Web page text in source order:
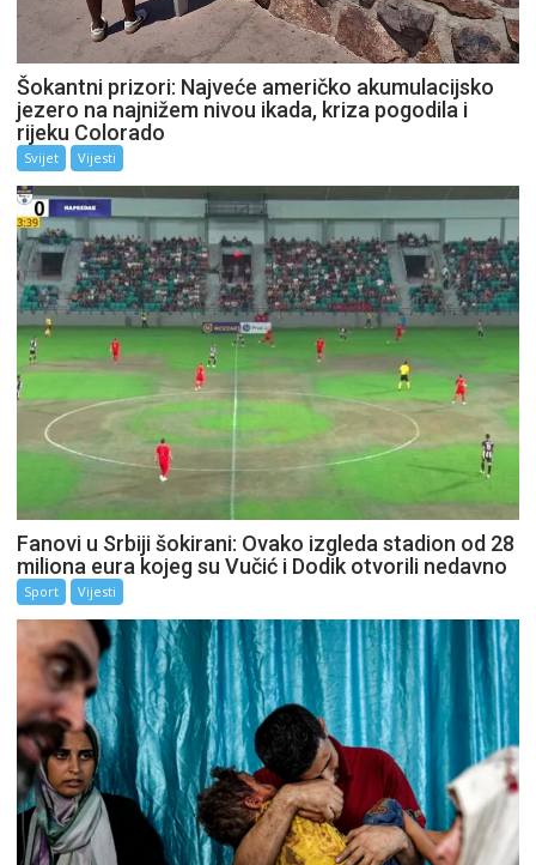
Šokantni prizori: Najveće američko akumulacijsko
jezero na najnižem nivou ikada, kriza pogodila i
rijeku Colorado
Svijet Vijesti
Fanovi u Srbiji šokirani: Ovako izgleda stadion od 28
miliona eura kojeg su Vučić i Dodik otvorili nedavno
Sport Vijesti